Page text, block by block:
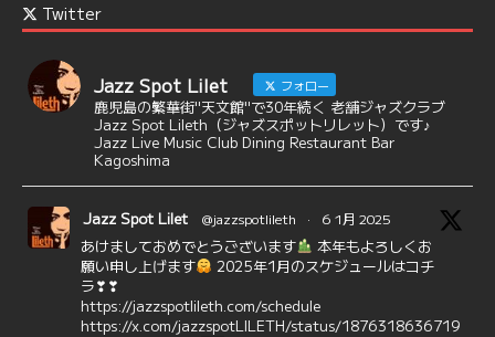
Twitter
Jazz Spot Lilet フォロー
鹿児島の繁華街"天文館"で30年続く 老舗ジャズクラブ
Jazz Spot Lileth（ジャズスポットリレット）です♪
Jazz Live Music Club Dining Restaurant Bar
Kagoshima
Jazz Spot Lilet @jazzspotlileth · 6 1月 2025
あけましておめでとうございます
本年もよろしくお
願い申し上げます
2025年1月のスケジュールはコチ
ラ❣❣
https://jazzspotlileth.com/schedule
https://x.com/jazzspotLILETH/status/1876318636719